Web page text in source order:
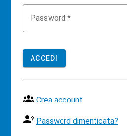
Password:
ACCEDI
Crea account
Password dimenticata?